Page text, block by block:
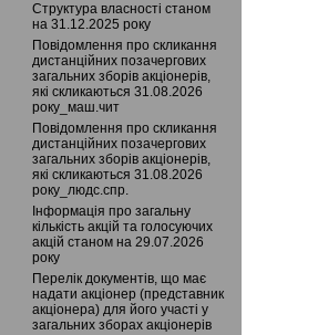
Структура власності станом
на 31.12.2025 року
Повідомлення про скликання
дистанційних позачергових
загальних зборів акціонерів,
які скликаються 31.08.2026
року_маш.чит
Повідомлення про скликання
дистанційних позачергових
загальних зборів акціонерів,
які скликаються 31.08.2026
року_людс.спр.
Інформація про загальну
кількість акцій та голосуючих
акцій станом на 29.07.2026
року
Перелік документів, що має
надати акціонер (представник
акціонера) для його участі у
загальних зборах акціонерів